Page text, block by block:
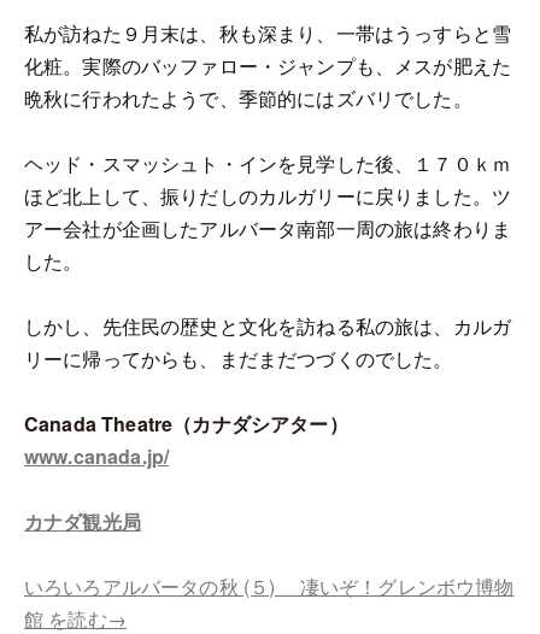
私が訪ねた９月末は、秋も深まり、一帯はうっすらと雪
化粧。実際のバッファロー・ジャンプも、メスが肥えた
晩秋に行われたようで、季節的にはズバリでした。
ヘッド・スマッシュト・インを見学した後、１７０ｋｍ
ほど北上して、振りだしのカルガリーに戻りました。ツ
アー会社が企画したアルバータ南部一周の旅は終わりま
した。
しかし、先住民の歴史と文化を訪ねる私の旅は、カルガ
リーに帰ってからも、まだまだつづくのでした。
Canada Theatre（カナダシアター）
www.canada.jp/
カナダ観光局
いろいろアルバータの秋 (５) 凄いぞ！グレンボウ博物
館 を読む→